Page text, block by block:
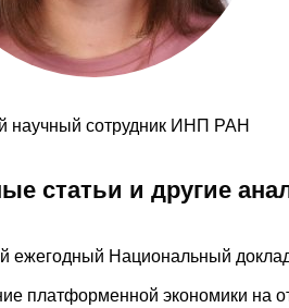
научный сотрудник ИНП РАН
статьи и другие
ежегодный Национальный
платформенной экономики на